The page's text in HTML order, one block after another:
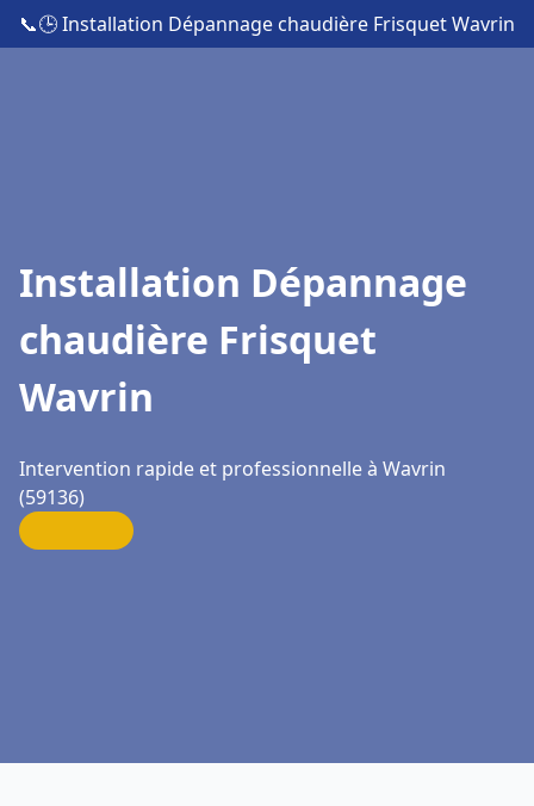
📞🕒 Installation Dépannage chaudière Frisquet Wavrin
Installation Dépannage
chaudière Frisquet
Wavrin
Intervention rapide et professionnelle à Wavrin
(59136)